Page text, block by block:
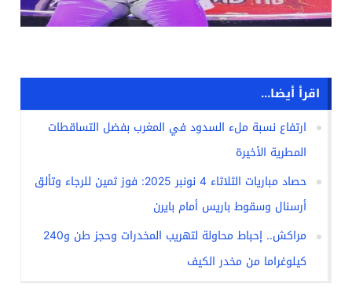
اقرأ أيضا...
ارتفاع نسبة ملء السدود في المغرب بفضل التساقطات
المطرية الأخيرة
حصاد مباريات الثلاثاء 4 نونبر 2025: فوز ثمين للرجاء وتألق
أرسنال وسقوط باريس أمام بايرن
مراكش.. إحباط محاولة لتهريب المخدرات وحجز طن و240
كيلوغراما من مخدر الكيف